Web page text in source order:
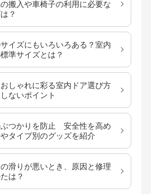
搬入や車椅子の利用に必要な
？
サイズにもいろいろある？室内
準サイズとは？
しゃれに彩る室内ドア選び方
ないポイント
ぶつかりを防止 安全性を高め
タイプ別のグッズを紹介
滑りが悪いとき、原因と修理
は？